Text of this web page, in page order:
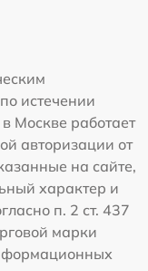
истечении
Москве работает
авторизации от
на сайте,
характер и
п. 2 ст. 437
марки